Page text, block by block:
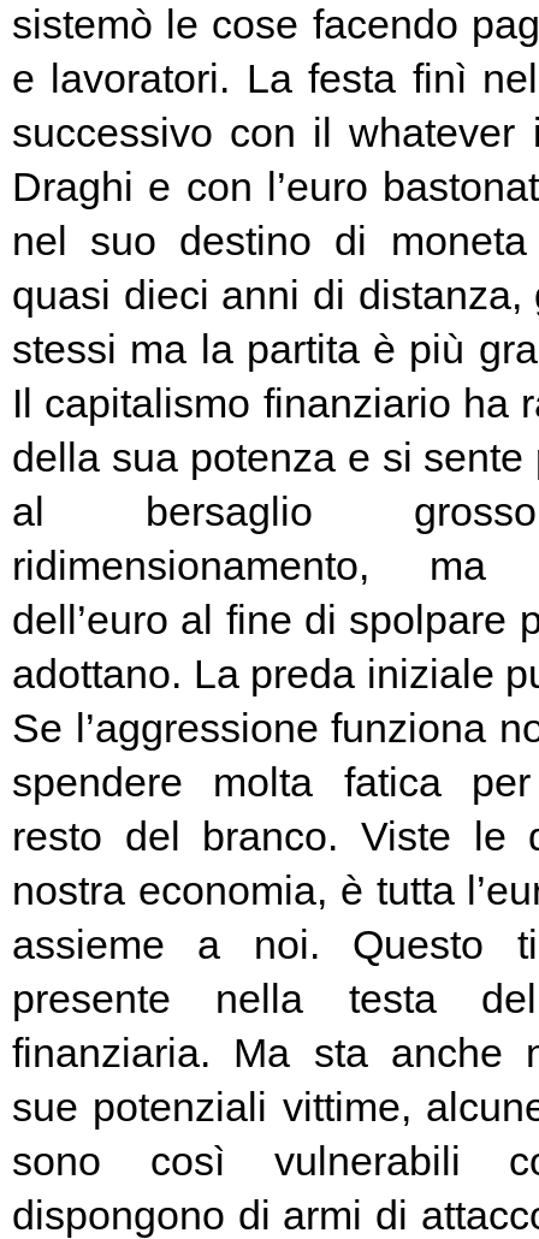
sistemò le cose facendo
e lavoratori. La festa finì
successivo con il whatever
Draghi e con l’euro
nel suo destino di
quasi dieci anni di
stessi ma la partita è più
Il capitalismo finanziario ha
della sua potenza e si sente
al bersaglio
ridimensionamento,
dell’euro al fine di spolpare
adottano. La preda iniziale
Se l’aggressione funziona
spendere molta fatica
resto del branco. Viste le
nostra economia, è tutta
assieme a noi. Questo
presente nella testa
finanziaria. Ma sta anche
sue potenziali vittime,
sono così vulnerabili
dispongono di armi di